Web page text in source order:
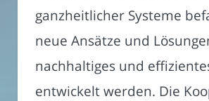
ganzheitlicher Systeme
neue Ansätze und
nachhaltiges und
entwickelt werden. Die